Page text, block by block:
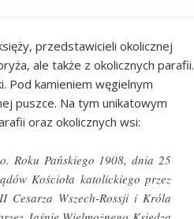
przedstawicieli okolicznej
ale także z okolicznych parafii.
Pod kamieniem węgielnym
puszce. Na tym unikatowym
oraz okolicznych wsi:
Roku Pańskiego 1908, dnia 25
Kościoła katolickiego przez
Cesarza Wszech-Rossji i Króla